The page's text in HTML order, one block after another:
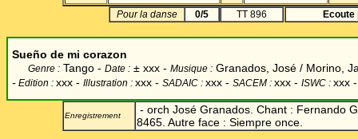
Pour la danse 0/5 TT 896
Sueño de mi corazon
Genre : Tango - Date : ± xxx - Musique : Granados, José / Morino,
- Edition : xxx - Illustration : xxx - SADAIC : xxx - SACEM : xxx - ISWC : xxx -
Enregistrement
- orch José Granados. Chant : Fernando
8465. Autre face : Siempre once.